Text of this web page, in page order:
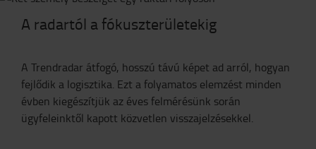
A radartól a fókuszterületekig
A Trendradar átfogó, hosszú távú képet ad arról, hogyan
fejlődik a logisztika. Ezt a folyamatos elemzést minden
évben kiegészítjük az éves felmérésünk során
ügyfeleinktől kapott közvetlen visszajelzésekkel.